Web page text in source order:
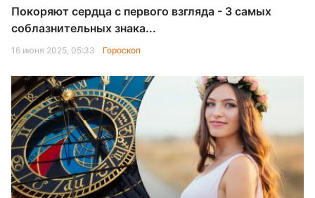
Покоряют сердца с первого взгляда - 3 самых
соблазнительных знака...
16 июня 2025, 05:33 Гороскоп